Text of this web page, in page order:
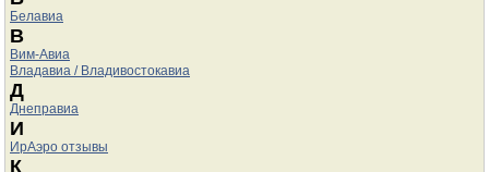
Белавиа
В
Вим-Авиа
Владавиа / Владивостокавиа
Д
Днеправиа
И
ИрАэро отзывы
К